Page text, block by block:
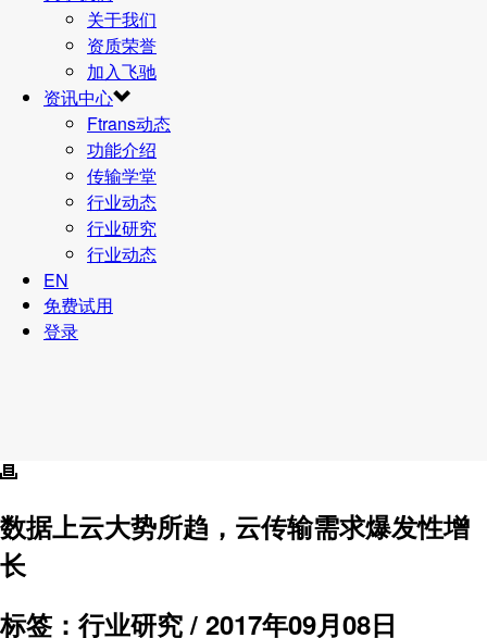
关于我们
资质荣誉
加入飞驰
资讯中心
Ftrans动态
功能介绍
传输学堂
行业动态
行业研究
行业动态
EN
免费试用
登录
数据上云大势所趋，云传输需求爆发性增
长
标签：行业研究 / 2017年09月08日